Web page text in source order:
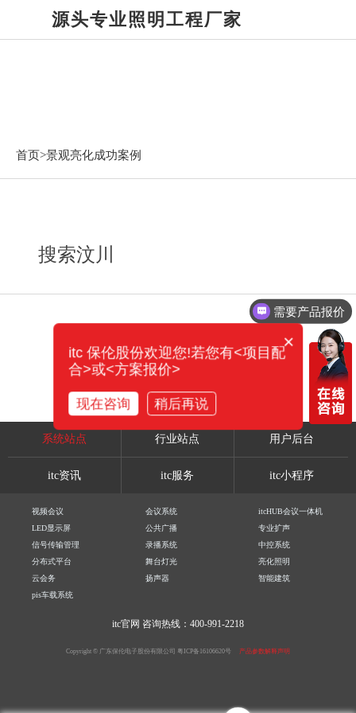
源头专业照明工程厂家
首页>景观亮化成功案例
搜索汶川
系统站点 行业站点 用户后台
itc资讯 itc服务 itc小程序
视频会议 会议系统
itcHUB会议一体机
LED显示屏
公共广播
专业扩声
信号传输管理
录播系统
中控系统
分布式平台
舞台灯光
亮化照明
云会务
扬声器
智能建筑
pis车载系统
itc官网 咨询热线：400-991-2218
Copyright © 广东保伦电子股份有限公司 粤ICP备16106620号 产品参数解释声明
需要产品报价
×
itc 保伦股份欢迎您!若您有<项目配
合>或<方案报价>
现在咨询 稍后再说